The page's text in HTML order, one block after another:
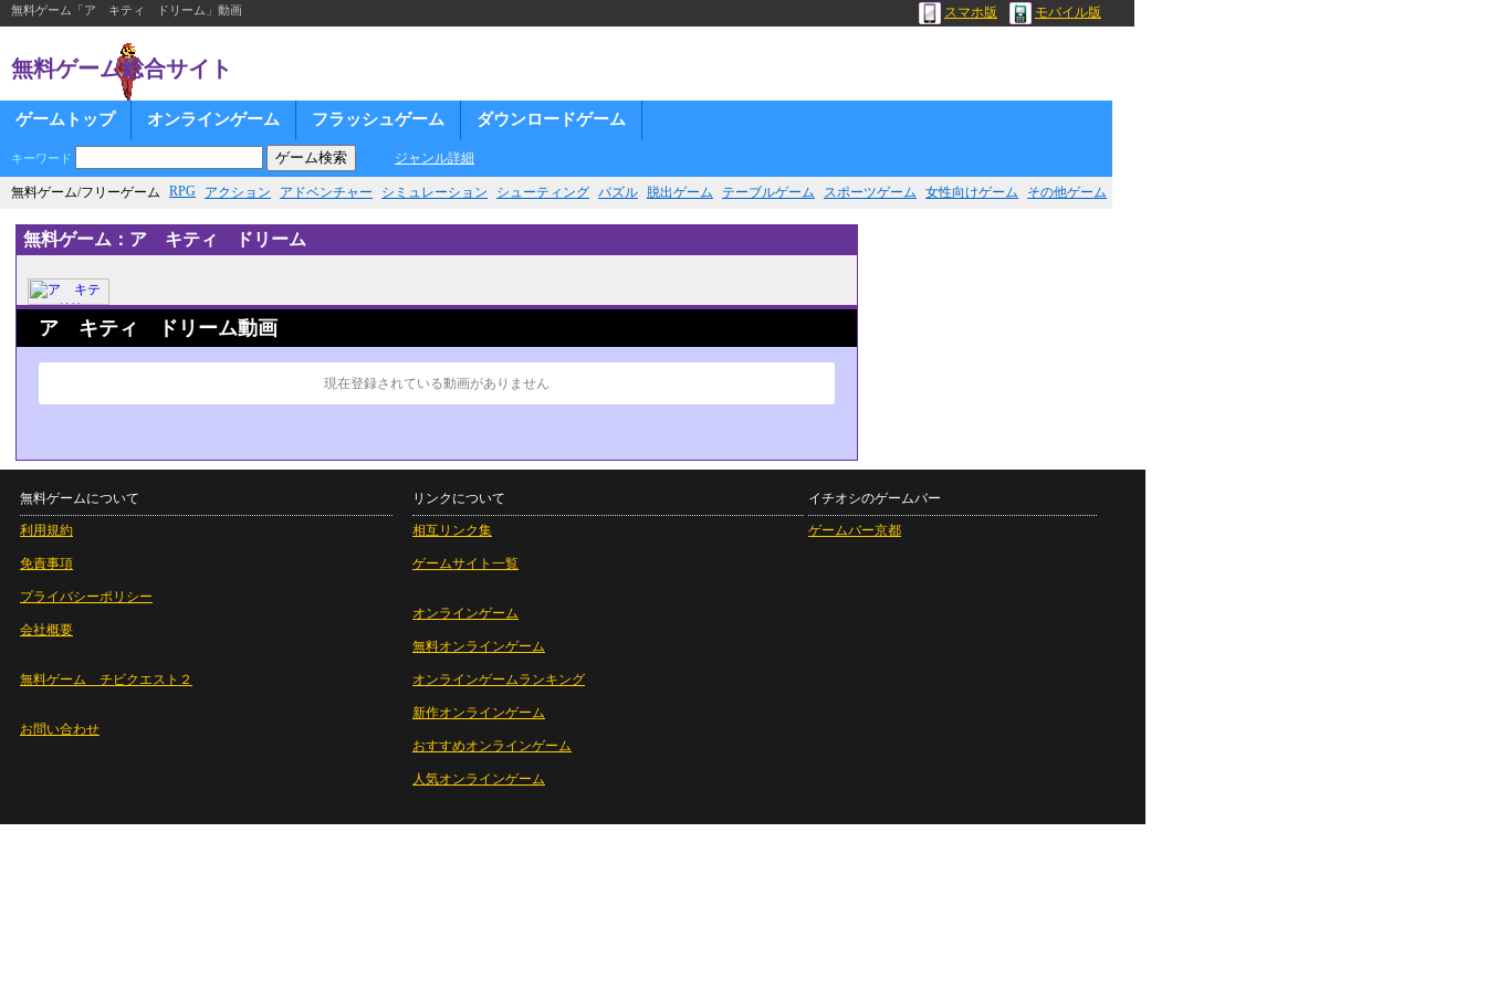
無料ゲーム「ア キティ ドリーム」動画 スマホ版 モバイル版
無料ゲーム総合サイト
ゲームトップ オンラインゲーム フラッシュゲーム ダウンロードゲーム
キーワード ジャンル詳細
無料ゲーム/フリーゲーム RPG アクション アドベンチャー シミュレーション シューティング パズル 脱出ゲーム テーブルゲーム スポーツゲーム 女性向けゲーム その他ゲーム
無料ゲーム：ア キティ ドリーム
ア キティ ドリーム動画
現在登録されている動画がありません
無料ゲームについて
利用規約
免責事項
プライバシーポリシー
会社概要
無料ゲーム チビクエスト２
お問い合わせ
リンクについて
相互リンク集
ゲームサイト一覧
オンラインゲーム
無料オンラインゲーム
オンラインゲームランキング
新作オンラインゲーム
おすすめオンラインゲーム
人気オンラインゲーム
イチオシのゲームバー
ゲームバー京都